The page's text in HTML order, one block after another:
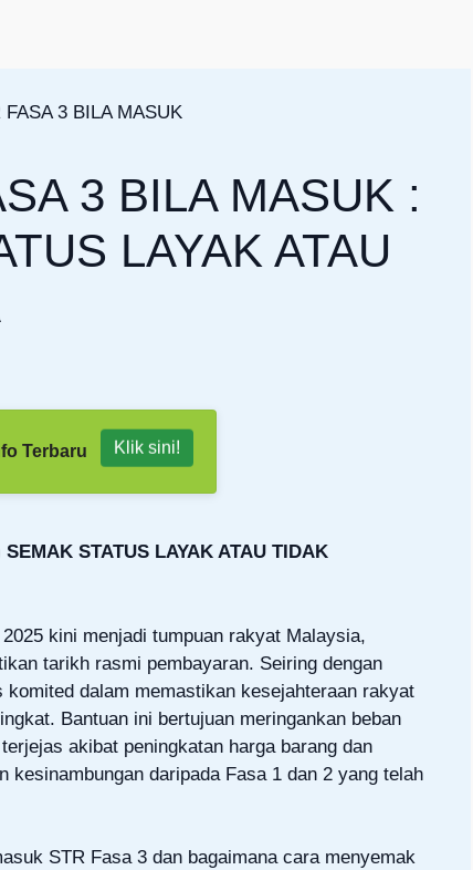
3 BILA MASUK :
LAYAK ATAU
Terbaru Klik sini!
STATUS LAYAK ATAU TIDAK
kini menjadi tumpuan rakyat Malaysia,
tarikh rasmi pembayaran. Seiring dengan
dalam memastikan kesejahteraan rakyat
Bantuan ini bertujuan meringankan beban
akibat peningkatan harga barang dan
kesinambungan daripada Fasa 1 dan 2 yang telah
STR Fasa 3 dan bagaimana cara menyemak